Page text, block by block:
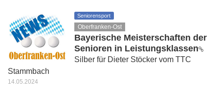
Seniorensport
Oberfranken-Ost
Bayerische Meisterschaften der
Senioren in Leistungsklassen
Silber für Dieter Stöcker vom TTC
Stammbach
14.05.2024